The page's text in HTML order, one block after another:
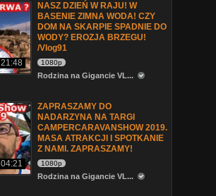
21:48
NASZ DZIEŃ W RAJU! W
BASENIE ZIMNA WODA! CZY
DOM NA SKARPIE SPADNIE DO
WODY? EROZJA BRZEGU!
/Vlog91
1080p
Rodzina na Gigancie VL...
04:21
ZAPRASZAMY DO
NADARZYNA NA TARGI
CAMPERCARAVANSHOW 2019.
MASA ATRAKCJI I SPOTKANIE
Z NAMI. ZAPRASZAMY!
1080p
Rodzina na Gigancie VL...